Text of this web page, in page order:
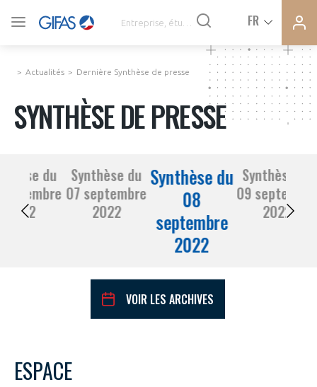
FR
SYNTHÈSE DE PRESSE
COMMUNIQUÉS DE PRESSE
LE GIFAS
Actualités Dernière Synthèse de presse
SYNTHÈSE DE PRESSE
du
2022
Synthèse du
07 septembre
2022
Synthèse du
08
septembre
2022
Synthèse du
09
2022
VOIR LES ARCHIVES
ESPACE
VOUS ÊTES ADHÉRENTS
CONNEXION
PAS ENCORE ADHÉRENT ?
VOUS ÊTES UN PROFESSIONNEL DE LA FILIÈRE ?
votre réseau au sein d’un écosystème intégré et
DEMANDE D’ADHÉSION
Avez-vous un statut de droit français ?
OUI NON